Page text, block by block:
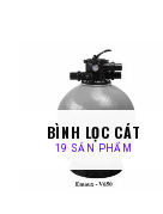
BÌNH LỌC CÁT
19 SẢN PHẨM